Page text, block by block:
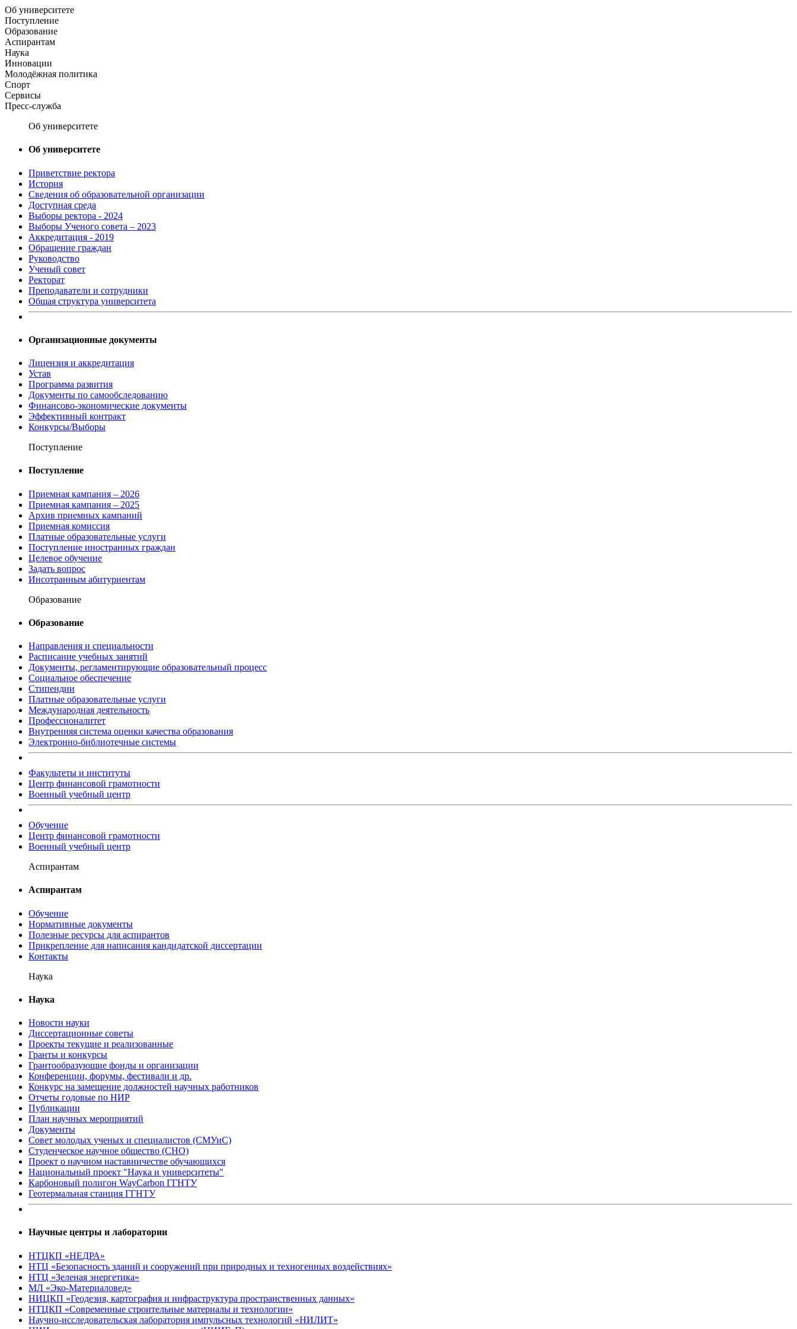
Об университете
Поступление
Образование
Аспирантам
Наука
Инновации
Молодёжная политика
Спорт
Сервисы
Пресс-служба
Об университете
Об университете
Приветствие ректора
История
Сведения об образовательной организации
Доступная среда
Выборы ректора - 2024
Выборы Ученого совета – 2023
Аккредитация - 2019
Обращение граждан
Руководство
Ученый совет
Ректорат
Преподаватели и сотрудники
Общая структура университета
Организационные документы
Лицензия и аккредитация
Устав
Программа развития
Документы по самообследованию
Финансово-экономические документы
Эффективный контракт
Конкурсы/Выборы
Поступление
Поступление
Приемная кампания – 2026
Приемная кампания – 2025
Архив приемных кампаний
Приемная комиссия
Платные образовательные услуги
Поступление иностранных граждан
Целевое обучение
Задать вопрос
Инсотранным абитуриентам
Образование
Образование
Направления и специальности
Расписание учебных занятий
Документы, регламентирующие образовательный процесс
Социальное обеспечение
Стипендии
Платные образовательные услуги
Международная деятельность
Профессионалитет
Внутренняя система оценки качества образования
Электронно-библиотечные системы
Факультеты и институты
Центр финансовой грамотности
Военный учебный центр
Обучение
Центр финансовой грамотности
Военный учебный центр
Аспирантам
Аспирантам
Обучение
Нормативные документы
Полезные ресурсы для аспирантов
Прикрепление для написания кандидатской диссертации
Контакты
Наука
Наука
Новости науки
Диссертационные советы
Проекты текущие и реализованные
Гранты и конкурсы
Грантообразующие фонды и организации
Конференции, форумы, фестивали и др.
Конкурс на замещение должностей научных работников
Отчеты годовые по НИР
Публикации
План научныx мероприятий
Документы
Совет молодых ученых и специалистов (СМУиС)
Студенческое научное общество (СНО)
Проект о научном наставничестве обучающихся
Национальный проект "Наука и университеты"
Карбоновый полигон WayCarbon ГГНТУ
Геотермальная станция ГГНТУ
Научные центры и лаборатории
НТЦКП «НЕДРА»
НТЦ «Безопасность зданий и сооружений при природных и техногенных воздействиях»
НТЦ «Зеленая энергетика»
МЛ «Эко-Материаловед»
НИЦКП «Геодезия, картография и инфраструктура пространственных данных»
НТЦКП «Современные строительные материалы и технологии»
Научно-исследовательская лаборатория импульсных технологий «НИЛИТ»